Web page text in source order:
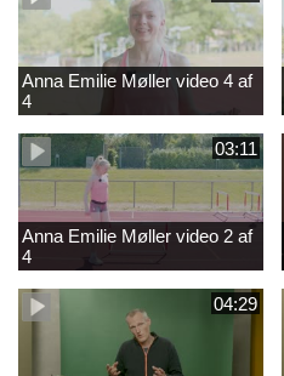
Anna Emilie Møller video 4 af
4
03:11
Anna Emilie Møller video 2 af
4
04:29